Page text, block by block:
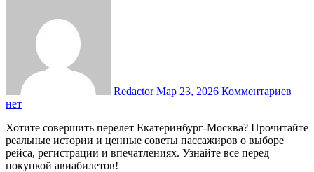
RedactorМар 23, 2026 Комментариев
нет
Хотите совершить перелет Екатеринбург-Москва? Прочитайте
реальные истории и ценные советы пассажиров о выборе
рейса, регистрации и впечатлениях. Узнайте все перед
покупкой авиабилетов!